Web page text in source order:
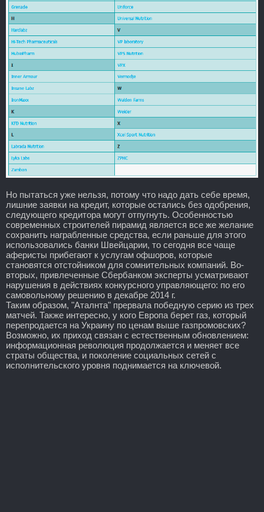
Но пытаться уже нельзя, потому что надо дать себе время,
лишние заявки на кредит, которые остались без одобрения,
следующего кредитора могут отпугнуть. Особенностью
современных строителей пирамид является все же желание
сохранить награбленные средства, если раньше для этого
использовались банки Швейцарии, то сегодня все чаще
аферисты прибегают к услугам офшоров, которые
становятся отстойником для сомнительных компаний. Во-
вторых, привлеченные Сбербанком эксперты усматривают
нарушения в действиях конкурсного управляющего: по его
самовольному решению в декабре 2014 г.
Таким образом, "Аталнта" прервала победную серию из трех
матчей. Также интересно, у кого Европа берет газ, который
перепродается на Украину по ценам выше газпромовских?
Возможно, их приход связан с естественным обновлением:
информационная революция продолжается и меняет все
страты общества, и поколение социальных сетей с
исполнительского уровня поднимается на ключевой.